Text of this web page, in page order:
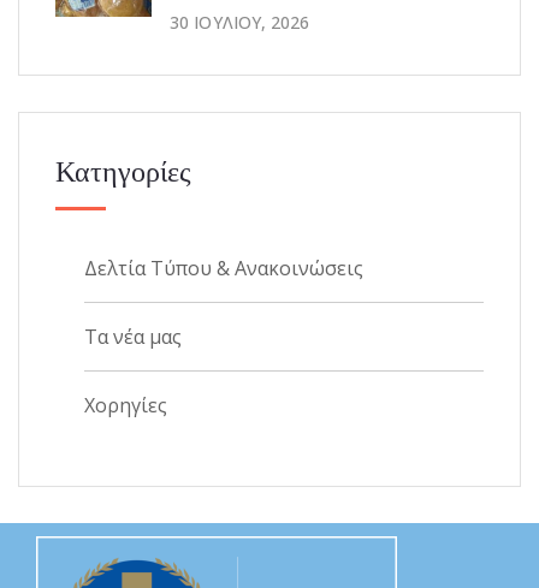
30 ΙΟΥΛΊΟΥ, 2026
Κατηγορίες
Δελτία Τύπου & Ανακοινώσεις
Τα νέα μας
Χορηγίες